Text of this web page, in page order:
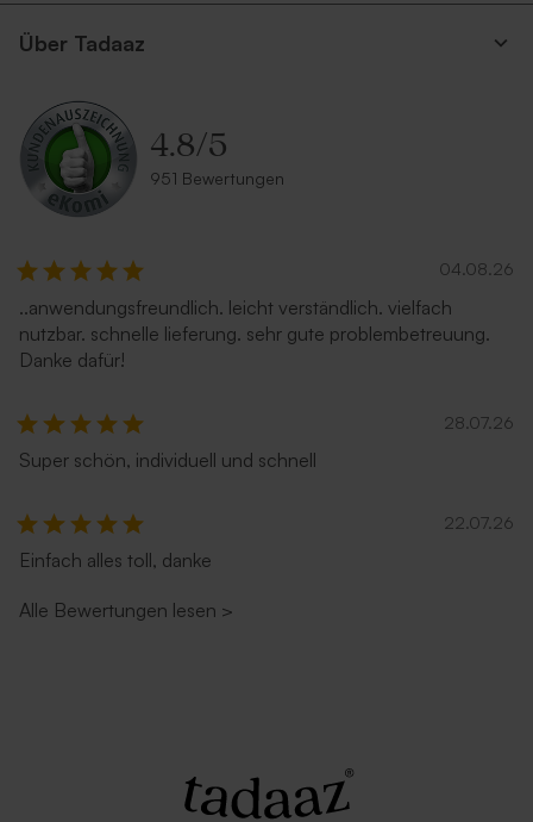
Über Tadaaz
4.8/5
951 Bewertungen
04.08.26
..anwendungsfreundlich. leicht verständlich. vielfach
nutzbar. schnelle lieferung. sehr gute problembetreuung.
Danke dafür!
28.07.26
Super schön, individuell und schnell
22.07.26
Einfach alles toll, danke
Alle Bewertungen lesen >